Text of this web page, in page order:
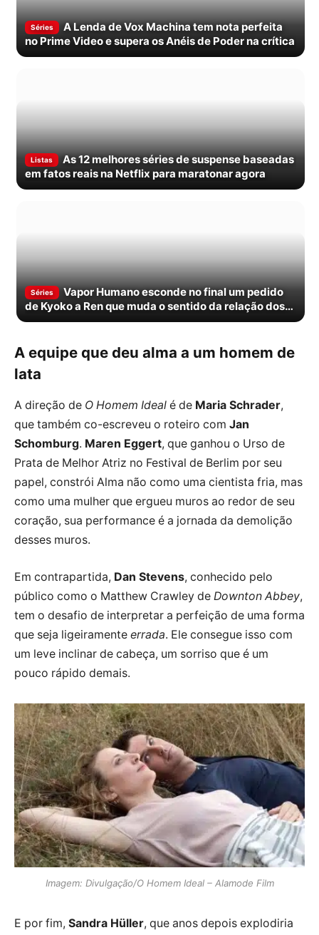
Séries
A Lenda de Vox Machina tem nota perfeita
no Prime Video e supera os Anéis de Poder na crítica
Listas
As 12 melhores séries de suspense baseadas
em fatos reais na Netflix para maratonar agora
Séries
Vapor Humano esconde no final um pedido
de Kyoko a Ren que muda o sentido da relação dos
dois
A equipe que deu alma a um homem de
lata
A direção de O Homem Ideal é de Maria Schrader,
que também co-escreveu o roteiro com Jan
Schomburg. Maren Eggert, que ganhou o Urso de
Prata de Melhor Atriz no Festival de Berlim por seu
papel, constrói Alma não como uma cientista fria, mas
como uma mulher que ergueu muros ao redor de seu
coração, sua performance é a jornada da demolição
desses muros.
Em contrapartida, Dan Stevens, conhecido pelo
público como o Matthew Crawley de Downton Abbey,
tem o desafio de interpretar a perfeição de uma forma
que seja ligeiramente errada. Ele consegue isso com
um leve inclinar de cabeça, um sorriso que é um
pouco rápido demais.
Imagem: Divulgação/O Homem Ideal – Alamode Film
E por fim, Sandra Hüller, que anos depois explodiria